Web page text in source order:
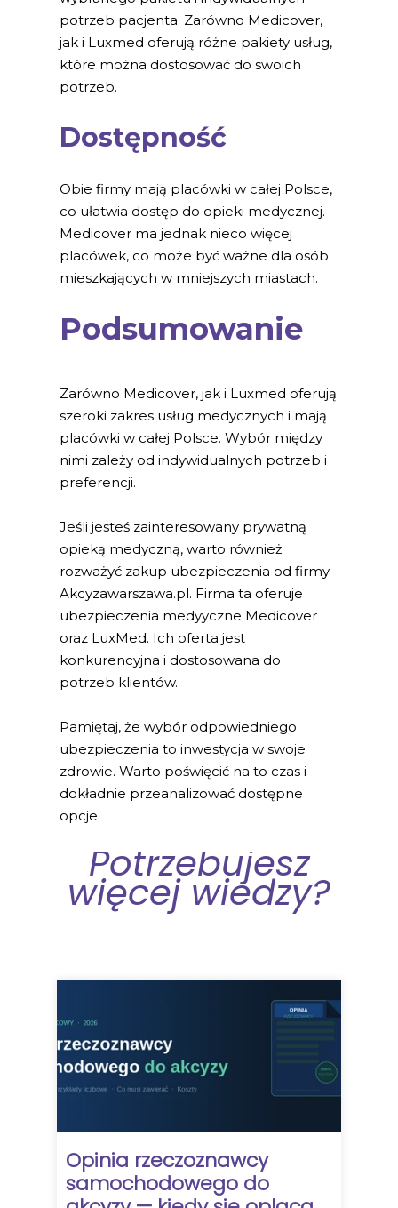
potrzeb pacjenta. Zarówno Medicover,
jak i Luxmed oferują różne pakiety usług,
które można dostosować do swoich
potrzeb.
Dostępność
Obie firmy mają placówki w całej Polsce,
co ułatwia dostęp do opieki medycznej.
Medicover ma jednak nieco więcej
placówek, co może być ważne dla osób
mieszkających w mniejszych miastach.
Podsumowanie
Zarówno Medicover, jak i Luxmed oferują
szeroki zakres usług medycznych i mają
placówki w całej Polsce. Wybór między
nimi zależy od indywidualnych potrzeb i
preferencji.
Jeśli jesteś zainteresowany prywatną
opieką medyczną, warto również
rozważyć zakup ubezpieczenia od firmy
Akcyzawarszawa.pl. Firma ta oferuje
ubezpieczenia medyyczne Medicover
oraz LuxMed. Ich oferta jest
konkurencyjna i dostosowana do
potrzeb klientów.
Pamiętaj, że wybór odpowiedniego
ubezpieczenia to inwestycja w swoje
zdrowie. Warto poświęcić na to czas i
dokładnie przeanalizować dostępne
opcje.
Potrzebujesz
więcej wiedzy?
Opinia rzeczoznawcy
samochodowego do